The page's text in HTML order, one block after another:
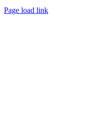
Page load link